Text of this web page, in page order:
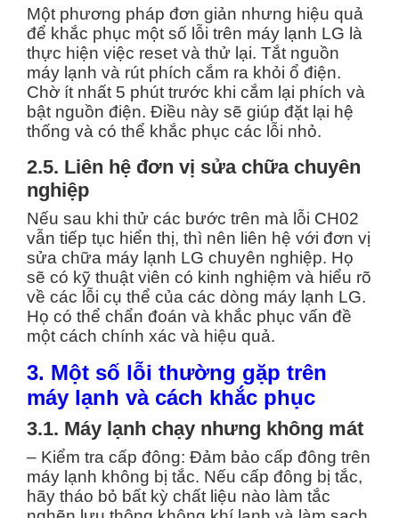
Một phương pháp đơn giản nhưng hiệu quả
để khắc phục một số lỗi trên máy lạnh LG là
thực hiện việc reset và thử lại. Tắt nguồn
máy lạnh và rút phích cắm ra khỏi ổ điện.
Chờ ít nhất 5 phút trước khi cắm lại phích và
bật nguồn điện. Điều này sẽ giúp đặt lại hệ
thống và có thể khắc phục các lỗi nhỏ.
2.5. Liên hệ đơn vị sửa chữa chuyên
nghiệp
Nếu sau khi thử các bước trên mà lỗi CH02
vẫn tiếp tục hiển thị, thì nên liên hệ với đơn vị
sửa chữa máy lạnh LG chuyên nghiệp. Họ
sẽ có kỹ thuật viên có kinh nghiệm và hiểu rõ
về các lỗi cụ thể của các dòng máy lạnh LG.
Họ có thể chẩn đoán và khắc phục vấn đề
một cách chính xác và hiệu quả.
3. Một số lỗi thường gặp trên
máy lạnh và cách khắc phục
3.1. Máy lạnh chạy nhưng không mát
– Kiểm tra cấp đông: Đảm bảo cấp đông trên
máy lạnh không bị tắc. Nếu cấp đông bị tắc,
hãy tháo bỏ bất kỳ chất liệu nào làm tắc